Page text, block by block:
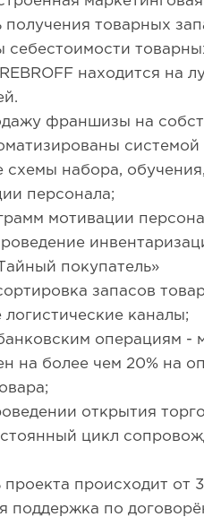
получения товарных
себестоимости
находится на
франшизы на
системой
схемы набора,
персонала;
мотивации
покупатель»
запасов
каналы;
операциям -
на более чем 20% на
открытия
цикл
проекта происходит от
поддержка по